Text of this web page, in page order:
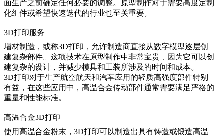
面生产之前确定任何必要的调整。原型制作对于需要高度定制
化组件或希望快速迭代的行业也至关重要。
3D打印服务
增材制造 ，或称3D打印，允许制造商直接从数字模型逐层创
建复杂部件。这项技术在原型制作中非常宝贵，因为它可以创
建复杂的设计，并减少模具和工装所涉及的时间和成本。
3D打印对于生产航空航天和汽车应用的轻质高强度部件特别
有益，在这些应用中，高温合金传动部件通常需要满足严格的
重量和性能标准。
高温合金3D打印
使用高温合金粉末 ，3D打印可以制造出具有铸造或锻造高温